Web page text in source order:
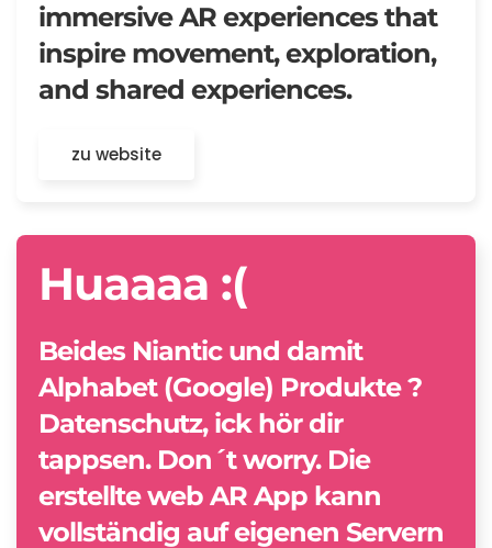
immersive AR experiences that
inspire movement, exploration,
and shared experiences.
zu website
Huaaaa :(
Beides Niantic und damit
Alphabet (Google) Produkte ?
Datenschutz, ick hör dir
tappsen. Don´t worry. Die
erstellte web AR App kann
vollständig auf eigenen Servern
Bis zum 29.05.2022 haben wir eine Team
Test Version von8th Wall
. Hier lassen sich
auch konkrete Anwendungsbeispiele
anschauen und klonen für eigene